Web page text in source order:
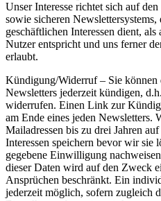
Unser Interesse richtet sich auf
sowie sicheren Newslettersystems,
geschäftlichen Interessen dient,
Nutzer entspricht und uns ferner
erlaubt.
Kündigung/Widerruf – Sie können
Newsletters jederzeit kündigen,
widerrufen. Einen Link zur
am Ende eines jeden Newsletters.
Mailadressen bis zu drei Jahren
Interessen speichern bevor wir sie
gegebene Einwilligung
dieser Daten wird auf den Zweck
Ansprüchen beschränkt. Ein
jederzeit möglich, sofern zugleich